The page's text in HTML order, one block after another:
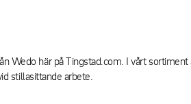
Wedo här på Tingstad.com. I vårt
stillasittande arbete.